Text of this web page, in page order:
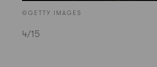
©GETTY IMAGES
4/15